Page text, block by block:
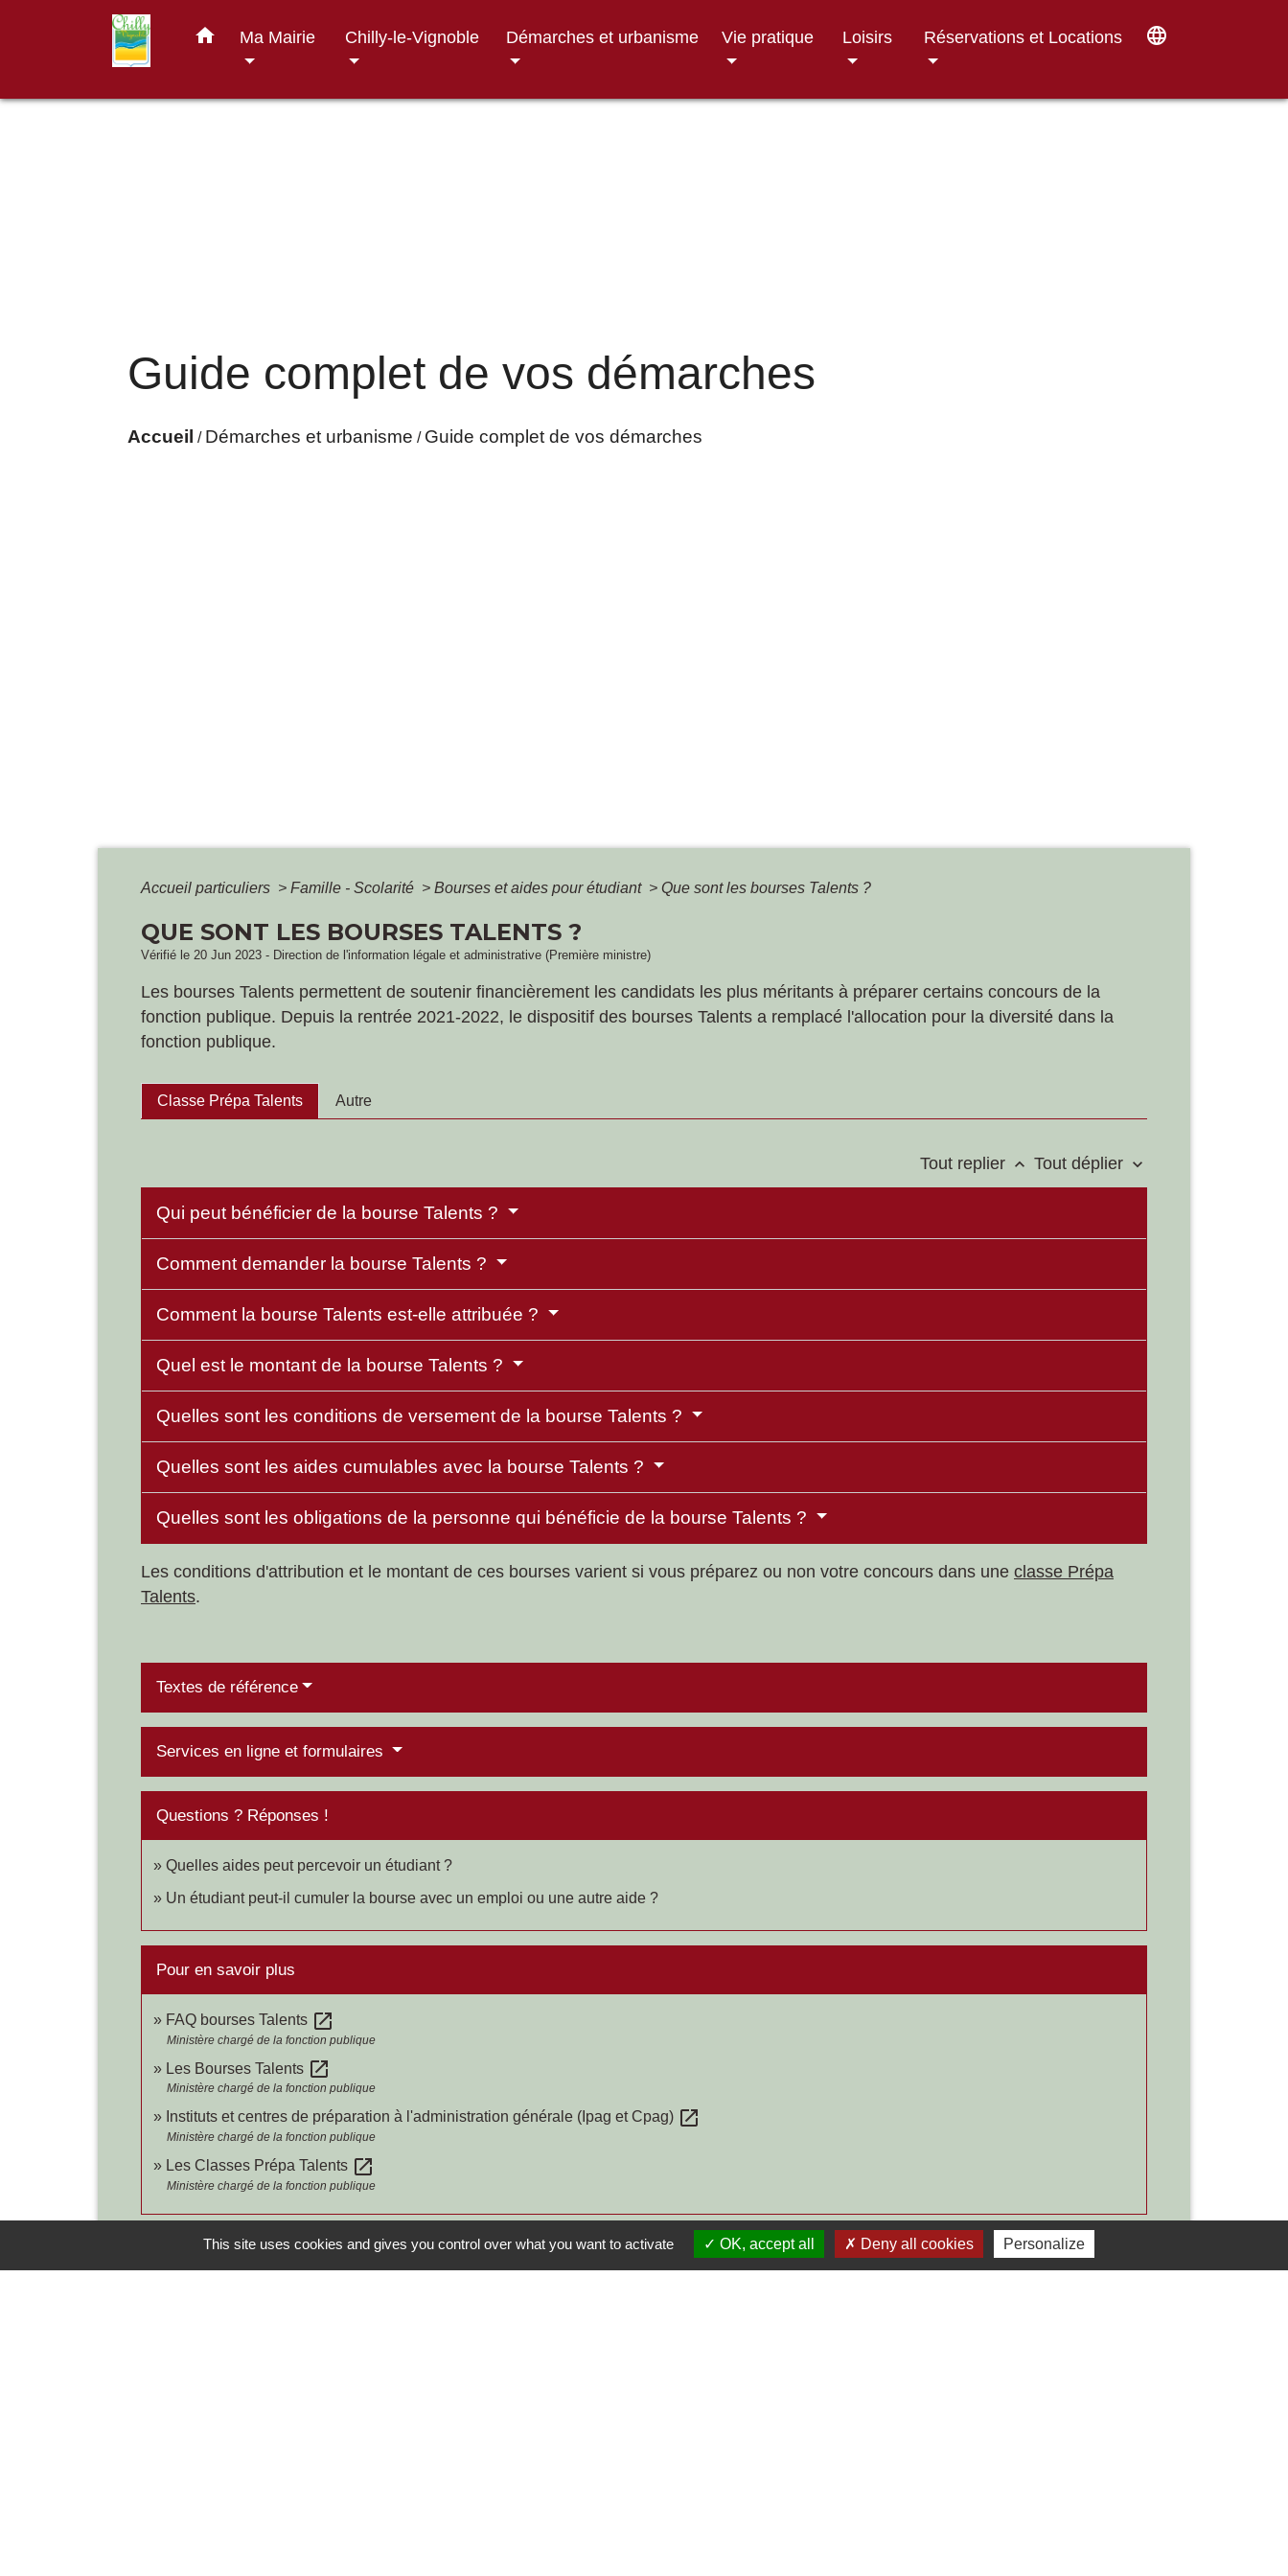
home Ma Mairie Chilly-le-Vignoble Démarches et urbanisme Vie pratique Loisirs Réservations et Locations language
Guide complet de vos démarches
Accueil / Démarches et urbanisme / Guide complet de vos démarches
Accueil particuliers > Famille - Scolarité > Bourses et aides pour étudiant > Que sont les bourses Talents ?
QUE SONT LES BOURSES TALENTS ?
Vérifié le 20 Jun 2023 - Direction de l'information légale et administrative (Première ministre)
Les bourses Talents permettent de soutenir financièrement les candidats les plus méritants à préparer certains concours de la
fonction publique. Depuis la rentrée 2021-2022, le dispositif des bourses Talents a remplacé l'allocation pour la diversité dans la
fonction publique.
Classe Prépa Talents Autre
Tout replier keyboard_arrow_up Tout déplier keyboard_arrow_down
Qui peut bénéficier de la bourse Talents ?
Comment demander la bourse Talents ?
Comment la bourse Talents est-elle attribuée ?
Quel est le montant de la bourse Talents ?
Quelles sont les conditions de versement de la bourse Talents ?
Quelles sont les aides cumulables avec la bourse Talents ?
Quelles sont les obligations de la personne qui bénéficie de la bourse Talents ?
Les conditions d'attribution et le montant de ces bourses varient si vous préparez ou non votre concours dans une classe Prépa
Talents.
Textes de référence
Services en ligne et formulaires
Questions ? Réponses !
Quelles aides peut percevoir un étudiant ?
Un étudiant peut-il cumuler la bourse avec un emploi ou une autre aide ?
Pour en savoir plus
FAQ bourses Talents open_in_new
Ministère chargé de la fonction publique
Les Bourses Talents open_in_new
Ministère chargé de la fonction publique
Instituts et centres de préparation à l'administration générale (Ipag et Cpag) open_in_new
Ministère chargé de la fonction publique
Les Classes Prépa Talents open_in_new
Ministère chargé de la fonction publique
Signaler une erreur sur cette page
This site uses cookies and gives you control over what you want to activate OK, accept all Deny all cookies Personalize